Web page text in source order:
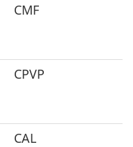
CMF
CPVP
CAL